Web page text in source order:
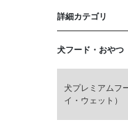
詳細カテゴリ
犬フード・おやつ
犬プレミアムフ
イ・ウェット）